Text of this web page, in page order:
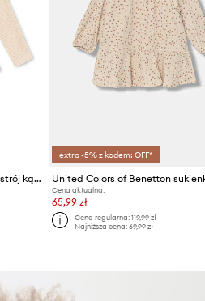
Konges Sløjd jednoczęściowy strój kąpielowy dziecięcy JADE LS SWIMSUIT
extra -5% z kodem: OFF*
Cena aktualna:
65,99 zł
Cena regularna: 119,99 zł
Najniższa cena: 69,99 zł